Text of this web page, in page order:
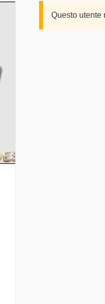
Questo utente